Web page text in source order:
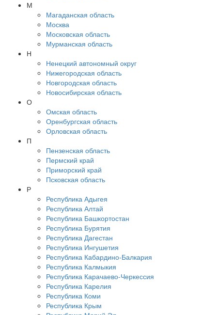
М
Магаданская область
Москва
Московская область
Мурманская область
Н
Ненецкий автономный округ
Нижегородская область
Новгородская область
Новосибирская область
О
Омская область
Оренбургская область
Орловская область
П
Пензенская область
Пермский край
Приморский край
Псковская область
Р
Республика Адыгея
Республика Алтай
Республика Башкортостан
Республика Бурятия
Республика Дагестан
Республика Ингушетия
Республика Кабардино-Балкария
Республика Калмыкия
Республика Карачаево-Черкессия
Республика Карелия
Республика Коми
Республика Крым